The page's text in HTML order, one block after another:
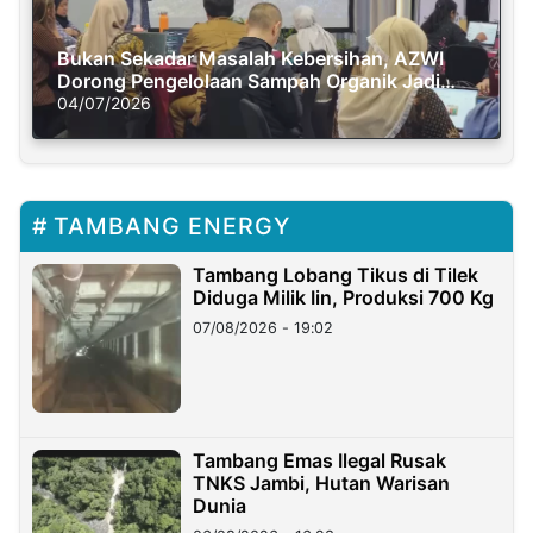
Bukan Sekadar Masalah Kebersihan, AZWI
Dorong Pengelolaan Sampah Organik Jadi
Solusi Krisis Iklim
04/07/2026
TAMBANG ENERGY
Tambang Lobang Tikus di Tilek
Diduga Milik Iin, Produksi 700 Kg
07/08/2026 - 19:02
Tambang Emas Ilegal Rusak
TNKS Jambi, Hutan Warisan
Dunia